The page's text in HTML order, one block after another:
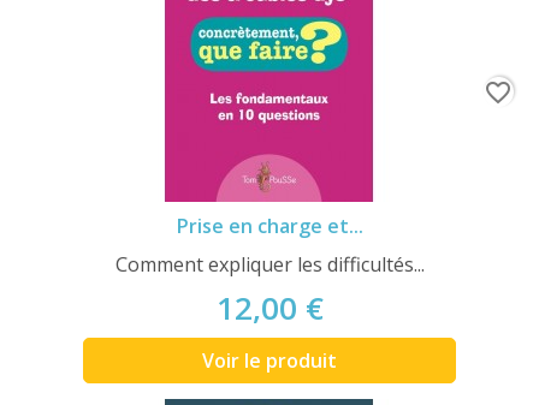
Prise en charge et...
Comment expliquer les difficultés...
12,00 €
Voir le produit
favorite_border